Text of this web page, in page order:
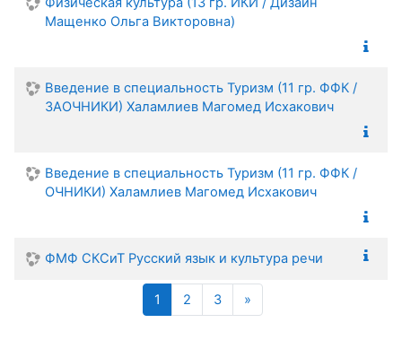
Мащенко Ольга Викторовна)
Введение в специальность Туризм (11 гр. ФФК /
ЗАОЧНИКИ) Халамлиев Магомед Исхакович
Введение в специальность Туризм (11 гр. ФФК /
ОЧНИКИ) Халамлиев Магомед Исхакович
ФМФ СКСиТ Русский язык и культура речи
1 (текущая)
2 3 »Далее